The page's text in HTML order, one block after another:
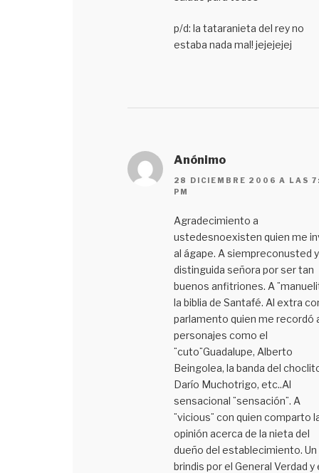
p/d: la tataranieta del rey no
estaba nada mal! jejejejej
Anónimo
28 DICIEMBRE 2006 A LAS
PM
Agradecimiento a
ustedesnoexisten quien me
al ágape. A siempreconusted
distinguida señora por ser tan
buenos anfitriones. A
la biblia de Santafé. Al extra
parlamento quien me recordó
personajes como el
¨cuto¨Guadalupe, Alberto
Beingolea, la banda del
Darío Muchotrigo, etc..Al
sensacional ¨sensación¨. A
¨vicious¨ con quien comparto
opinión acerca de la nieta del
dueño del establecimiento. Un
brindis por el General Verdad y